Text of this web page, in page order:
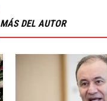
MÁS DEL AUTOR